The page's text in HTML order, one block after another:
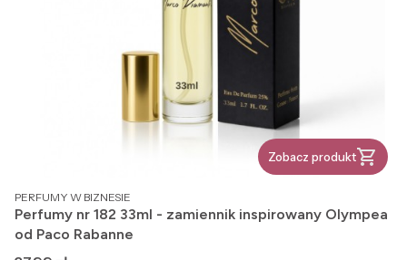
Zobacz produkt
PRODUCENT
PERFUMY W BIZNESIE
Perfumy nr 182 33ml - zamiennik inspirowany Olympea
od Paco Rabanne